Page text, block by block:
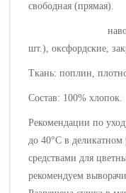
свободная (прямая).
наволочки
шт.), оксфордские,
Ткань: поплин,
Состав: 100% хлопок.
Рекомендации по
до 40°C в
средствами для
рекомендуем